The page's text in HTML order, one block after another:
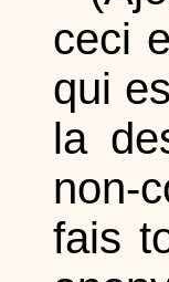
ceci
qui
la
non-
fais